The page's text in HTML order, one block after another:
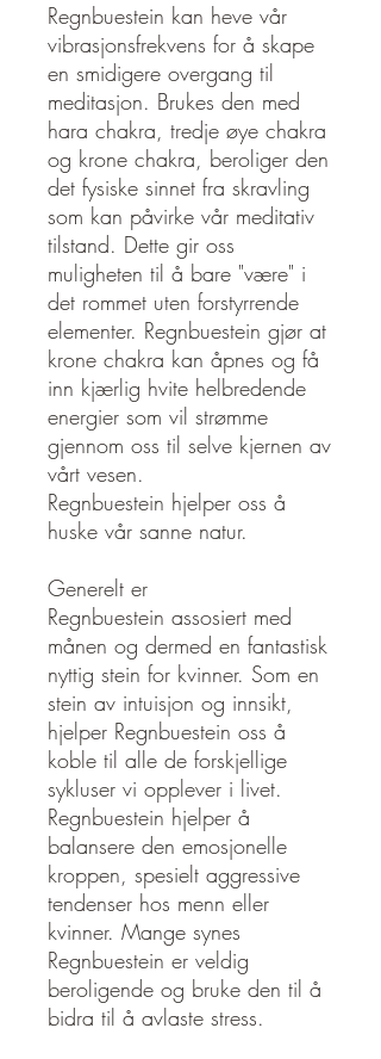
Regnbuestein kan heve vår
vibrasjonsfrekvens for å skape
en smidigere overgang til
meditasjon. Brukes den med
hara chakra, tredje øye chakra
og krone chakra, beroliger den
det fysiske sinnet fra skravling
som kan påvirke vår meditativ
tilstand. Dette gir oss
muligheten til å bare "være" i
det rommet uten forstyrrende
elementer. Regnbuestein gjør at
krone chakra kan åpnes og få
inn kjærlig hvite helbredende
energier som vil strømme
gjennom oss til selve kjernen av
vårt vesen.
Regnbuestein hjelper oss å
huske vår sanne natur.
Generelt er
Regnbuestein assosiert med
månen og dermed en fantastisk
nyttig stein for kvinner. Som en
stein av intuisjon og innsikt,
hjelper Regnbuestein oss å
koble til alle de forskjellige
sykluser vi opplever i livet.
Regnbuestein hjelper å
balansere den emosjonelle
kroppen, spesielt aggressive
tendenser hos menn eller
kvinner. Mange synes
Regnbuestein er veldig
beroligende og bruke den til å
bidra til å avlaste stress.